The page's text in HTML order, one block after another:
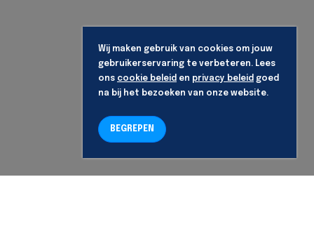
Wij maken gebruik van cookies om jouw
gebruikerservaring te verbeteren. Lees
ons cookie beleid en privacy beleid goed
na bij het bezoeken van onze website.
BEGREPEN